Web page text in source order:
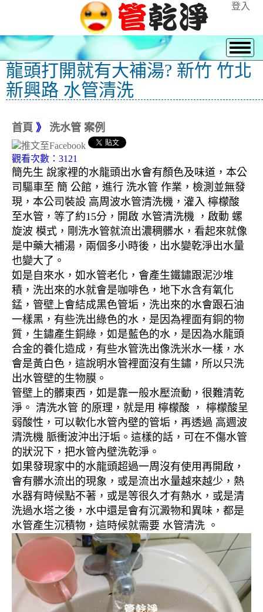
登入
龍頭打開就有大補湯? 新竹 竹北
新興路 水管清洗
首頁 》 洗水管 案例
觀看次數：3121
簡先生 說家裡的水龍頭出水會有顏色及味道，本公
司驅車至 簡 公館，進行 洗水管 作業，檢測並無發
現，本公司裝設 高周波水管清洗機，灌入 檸檬酸
至水管，等了約15分，開啟 水管清洗機 ，啟動 螺
旋波 模式，剛洗水管就流出濃稠髒水，看起來就像
是中藥大補湯，兩個多小時後，出水變乾淨出水量
也變大了。
如是自來水，如水管老化，會產生鐵鏽跟泥沙堆
積，洗出來的水就會是咖啡色，地下水含有氧化
錳，管壁上會結成黑色管垢，洗出來的水會跟石油
一樣黑，有些洗出綠色的水，是因為裡面有銅的物
質，生鏽產生銅綠，如是藍色的水，是因為水龍頭
合金的養化造成，有些水管洗出像洗米水一樣，水
會是黃白色，這說明水管裡面沒有生鏽，所以只洗
出水管壁的生物膜。
管壁上的髒東西，如是靠一般水壓流動，很難清乾
淨。 清洗水管 的原理，就是用 檸檬酸 ， 檸檬酸呈
弱酸性，可以軟化水管內壁的管垢，再透過 高週波
清洗機 脈衝波沖出汙垢。這樣的話，可在不傷水管
的狀況下，把水管內壁洗乾淨。
如果發現家中的水龍頭超過一周沒有使用再開啟，
會有髒水流出的現象，或是流出水量越來越少，熱
水器有時候點不著，或是等很久才有熱水，或是清
洗過水塔之後，水中還是會有沉澱物和異味，都是
水管產生沉積物，這時候就需要 水管清洗 。